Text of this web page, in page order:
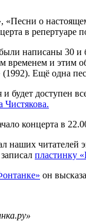
о
в
написаны 30 и
временем и этим
Ещё одна
и будет доступен
Чистякова.
концерта в
наших читателей
пластинку
он